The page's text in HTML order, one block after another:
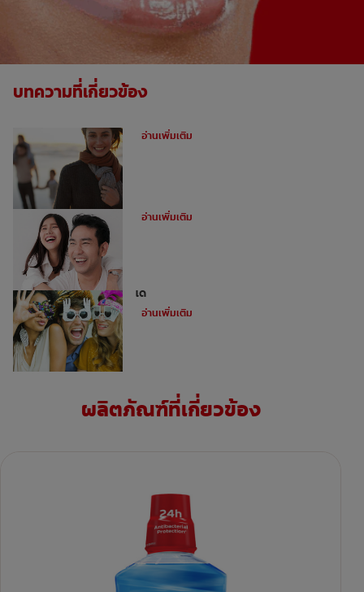
บทความที่เกี่ยวข้อง
อ่านเพิ่มเติม
อ่านเพิ่มเติม
ได้
อ่านเพิ่มเติม
ผลิตภัณฑ์ที่เกี่ยวข้อง